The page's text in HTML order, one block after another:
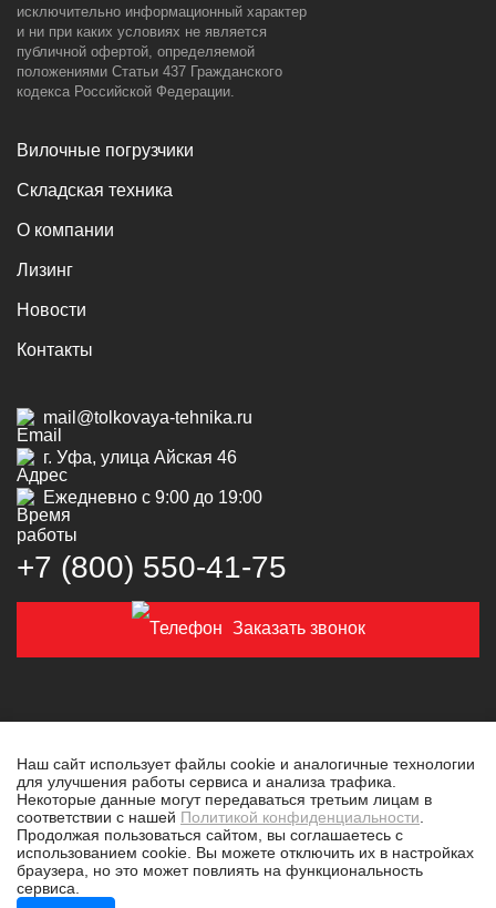
исключительно информационный характер
и ни при каких условиях не является
публичной офертой, определяемой
положениями Статьи 437 Гражданского
кодекса Российской Федерации.
Вилочные погрузчики
Складская техника
О компании
Лизинг
Новости
Контакты
mail@tolkovaya-tehnika.ru
г. Уфа, улица Айская 46
Ежедневно с 9:00 до 19:00
+7 (800) 550‑41‑75
Заказать звонок
© 2019-2026 Толковая техника
Политика конфиденциальности
Разработано в tim-marketing.ru
Наш сайт использует файлы cookie и аналогичные технологии
для улучшения работы сервиса и анализа трафика.
Некоторые данные могут передаваться третьим лицам в
соответствии с нашей Политикой конфиденциальности
Продолжая пользоваться сайтом, вы соглашаетесь с
использованием cookie. Вы можете отключить их в настройках
браузера, но это может повлиять на функциональность
сервиса.